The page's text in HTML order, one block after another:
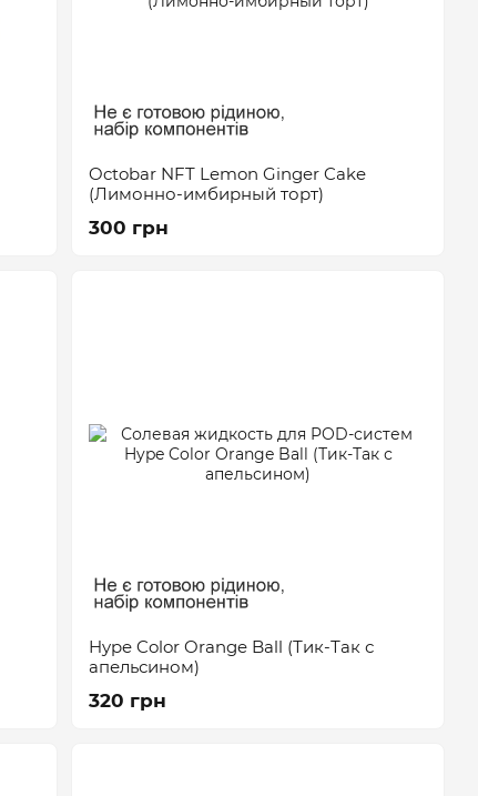
Octobar NFT Lemon Ginger Cake
(Лимонно-имбирный торт)
300 грн
Hype Color Orange Ball (Тик-Так с
апельсином)
320 грн